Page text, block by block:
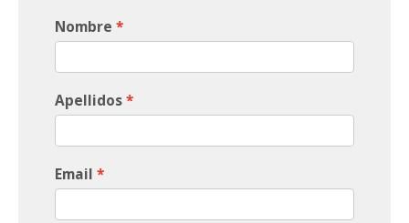
Nombre
Apellidos
Email